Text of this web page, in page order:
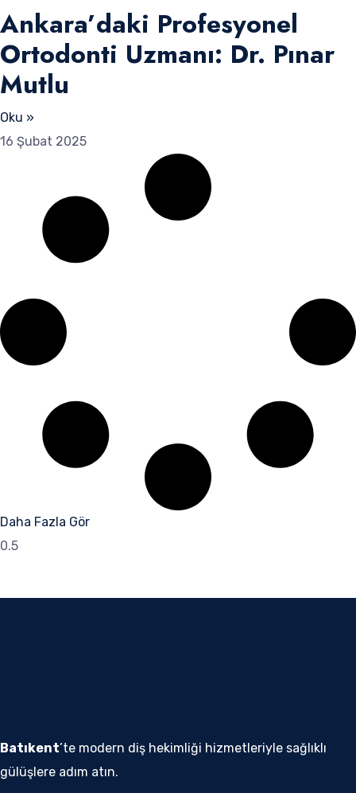
Ankara’daki Profesyonel
Ortodonti Uzmanı: Dr. Pınar
Mutlu
Oku »
16 Şubat 2025
Daha Fazla Gör
Batıkent’te modern diş hekimliği hizmetleriyle sağlıklı
gülüşlere adım atın.